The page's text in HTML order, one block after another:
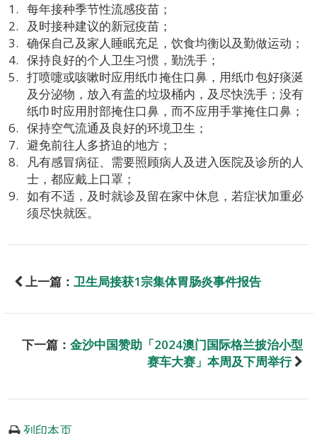
每年接种季节性流感疫苗；
及时接种建议的新冠疫苗；
确保自己及家人睡眠充足，饮食均衡以及勤做运动；
保持良好的个人卫生习惯，勤洗手；
打喷嚏或咳嗽时应用纸巾掩住口鼻，用纸巾包好痰涎
及分泌物，放入有盖的垃圾桶内，及尽快洗手；没有
纸巾时应用肘部掩住口鼻，而不应用手掌掩住口鼻；
保持空气流通及良好的环境卫生；
避免前往人多挤迫的地方；
凡有感冒病征、需要照顾病人及进入医院及诊所的人
士，都应戴上口罩；
如有不适，及时就诊及留在家中休息，若症状加重必
须尽快就医。
上一篇： 卫生局接获1宗集体胃肠炎事件报告
下一篇： 金沙中国赞助「2024澳门国际格兰披治小型
赛车大赛」本周及下周举行
列印本页